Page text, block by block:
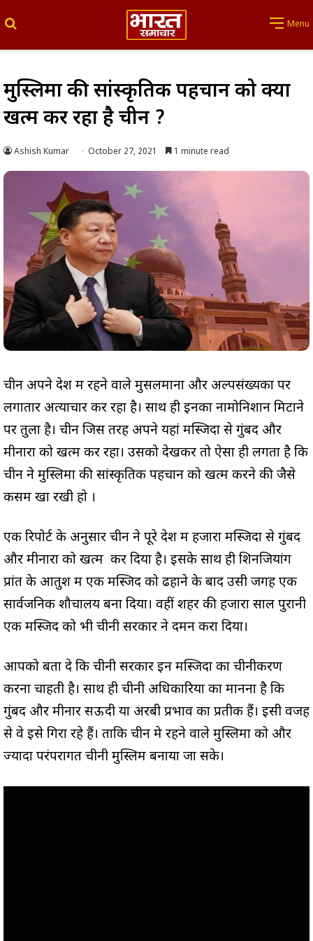
Menu
मुस्लिमों की सांस्कृतिक पहचान को क्यों
खत्म कर रहा है चीन ?
Ashish Kumar October 27, 2021 1 minute read
चीन अपने देश में रहने वाले मुसलमानों और अल्पसंख्यकों पर
लगातार अत्याचार कर रहा है। साथ ही इनका नामोनिशान मिटाने
पर तुला है। चीन जिस तरह अपने यहां मस्जिदों से गुंबद और
मीनारों को खत्म कर रहा। उसको देखकर तो ऐसा ही लगता है कि
चीन ने मुस्लिमों की सांस्कृतिक पहचान को खत्म करने की जैसे
कसम खा रखी हो ।
एक रिपोर्ट के अनुसार चीन ने पूरे देश में हजारों मस्जिदों से गुंबद
और मीनारों को खत्म कर दिया है। इसके साथ ही शिनजियांग
प्रांत के आतुश में एक मस्जिद को ढहाने के बाद उसी जगह एक
सार्वजनिक शौचालय बना दिया। वहीं शहर की हजारों साल पुरानी
एक मस्जिद को भी चीनी सरकार ने दमन करा दिया।
आपको बता दे कि चीनी सरकार इन मस्जिदों का चीनीकरण
करना चाहती है। साथ ही चीनी अधिकारियों का मानना है कि
गुंबद और मीनार सऊदी या अरबी प्रभाव का प्रतीक हैं। इसी वजह
से वे इसे गिरा रहे हैं। ताकि चीन मे रहने वाले मुस्लिमों को और
ज्यादा परंपरागत चीनी मुस्लिम बनाया जा सके।